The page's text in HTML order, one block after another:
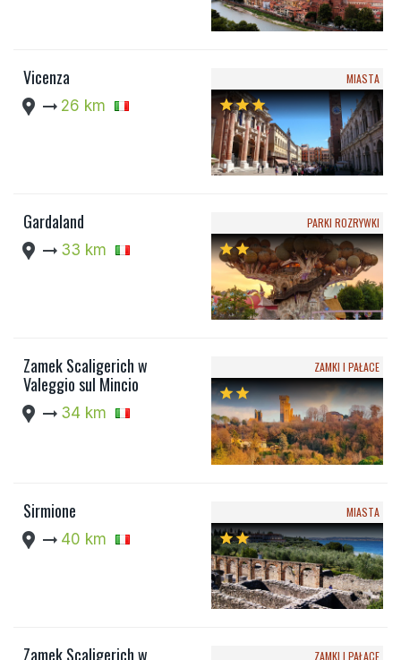
Vicenza
location_pin arrow_right_alt 26 km
MIASTA
starstarstar
Gardaland
location_pin arrow_right_alt 33 km
PARKI ROZRYWKI
starstar
Zamek Scaligerich w
Valeggio sul Mincio
location_pin arrow_right_alt 34 km
ZAMKI I PAŁACE
starstar
Sirmione
location_pin arrow_right_alt 40 km
MIASTA
starstar
Zamek Scaligerich w
ZAMKI I PAŁACE